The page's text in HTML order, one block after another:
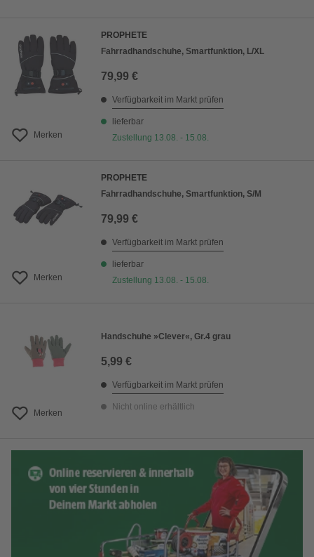
Merken
PROPHETE
Fahrradhandschuhe, Smartfunktion, L/XL
79,99 €
Verfügbarkeit im Markt prüfen
lieferbar
Zustellung 13.08. - 15.08.
Merken
PROPHETE
Fahrradhandschuhe, Smartfunktion, S/M
79,99 €
Verfügbarkeit im Markt prüfen
lieferbar
Zustellung 13.08. - 15.08.
Merken
Handschuhe »Clever«, Gr.4 grau
5,99 €
Verfügbarkeit im Markt prüfen
Nicht online erhältlich